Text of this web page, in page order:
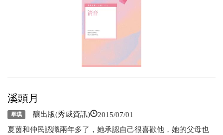
溪頭月
畢璞 釀出版(秀威資訊) 2015/07/01
夏茵和仲民認識兩年多了，她承認自己很喜歡他，她的父母也